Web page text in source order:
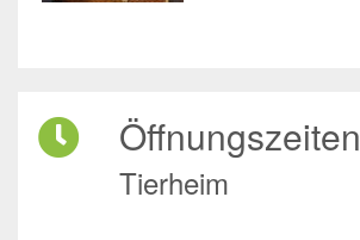
Öffnungszeiten
Tierheim